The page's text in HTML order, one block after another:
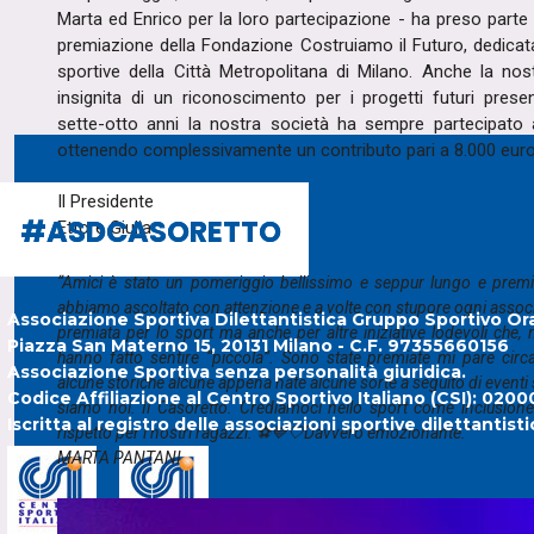
#ASDCASORETTO
#ASDCASORETTO
Associazione Sportiva Dilettantistica Gruppo Sportivo
Piazza San Materno 15, 20131 Milano - C.F. 97355660156
Associazione Sportiva senza personalità giuridica.
Codice Affiliazione al Centro Sportivo Italiano (CSI):
Iscritta al registro delle associazioni sportive
Marta ed Enrico per la loro partecipazione - ha preso parte
premiazione della Fondazione Costruiamo il Futuro,
sportive della Città Metropolitana di Milano. Anche la
insignita di un riconoscimento per i progetti futuri
sette-otto anni la nostra società ha sempre partecipato
ottenendo complessivamente un contributo pari a 8.000
Il Presidente
Ettore Giulia
“Amici è stato un pomeriggio bellissimo e seppur lungo e
abbiamo ascoltato con attenzione e a volte con stupore ogni
premiata per lo sport ma anche per altre iniziative lodevoli che,
hanno fatto sentire “piccola”. Sono state premiate mi pare
alcune storiche alcune appena nate alcune sorte a seguito di
siamo noi. Il Casoretto. Crediamoci nello sport come
rispetto per i nostri ragazzi. ⚽️💙🤍Davvero emozionante.”
MARTA PANTANI